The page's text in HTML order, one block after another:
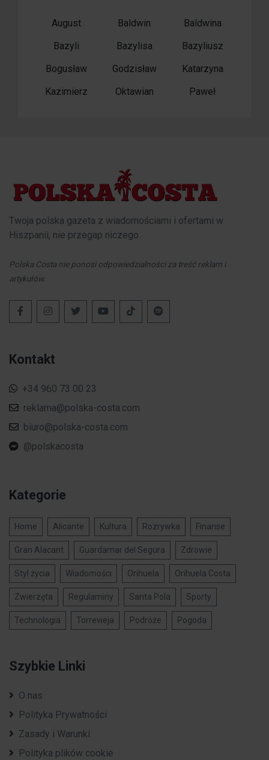
August Baldwin
Baldwina
Bazyli
Bazylisa
Bazyliusz
Bogusław
Godzisław
Katarzyna
Kazimierz
Oktawian Paweł
Twoja polska gazeta z wiadomościami i ofertami w
Hiszpanii, nie przegap niczego.
Polska Costa nie ponosi odpowiedzialności za treść reklam i
artykułów.
Kontakt
+34 960 73 00 23
reklama@polska-costa.com
biuro@polska-costa.com
@polskacosta
Kategorie
Home Alicante Kultura Rozrywka Finanse
Gran Alacant Guardamar del Segura Zdrowie
Styl życia Wiadomości Orihuela Orihuela Costa
Zwierzęta Regulaminy Santa Pola Sporty
Technologia Torrevieja Podróże Pogoda
Szybkie Linki
O nas
Polityka Prywatności
Zasady i Warunki
Polityka plików cookie